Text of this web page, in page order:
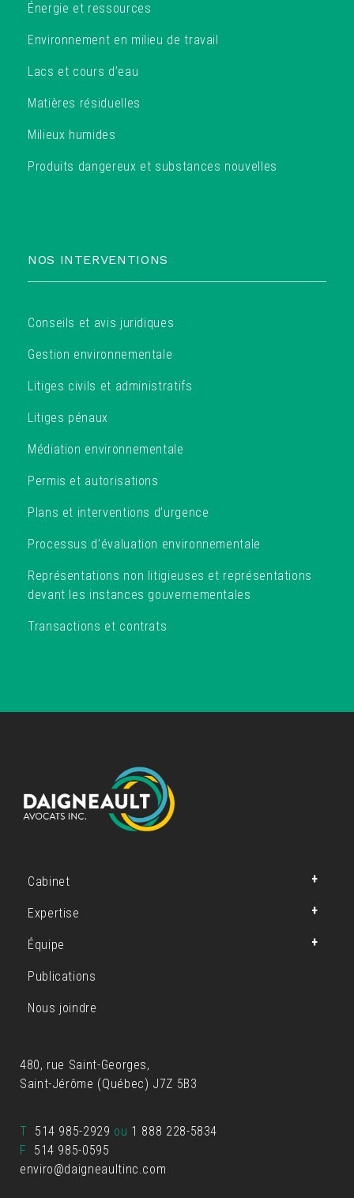
Énergie et ressources
Environnement en milieu de travail
Lacs et cours d’eau
Matières résiduelles
Milieux humides
Produits dangereux et substances nouvelles
NOS INTERVENTIONS
Conseils et avis juridiques
Gestion environnementale
Litiges civils et administratifs
Litiges pénaux
Médiation environnementale
Permis et autorisations
Plans et interventions d’urgence
Processus d’évaluation environnementale
Représentations non litigieuses et représentations
devant les instances gouvernementales
Transactions et contrats
Cabinet
Expertise
Équipe
Publications
Nous joindre
480, rue Saint-Georges,
Saint-Jérôme (Québec) J7Z 5B3
T 514 985-2929 ou 1 888 228-5834
F 514 985-0595
enviro@daigneaultinc.com